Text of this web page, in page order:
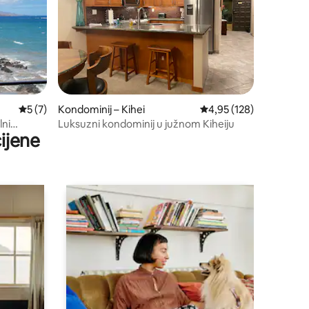
Prosječna ocjena: 5/5, recenzija: 7
5 (7)
Kondominij – Kihei Prosječna ocjena:
4,95 (128)
Luksuzni kondominij u južnom Kiheiju